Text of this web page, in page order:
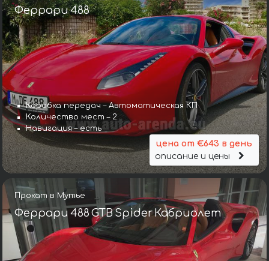
Феррари 488
Коробка передач – Автоматическая КП
Количество мест – 2
Навигация – есть
цена от €643 в день
описание и цены
Прокат в Мутье
Феррари 488 GTB Spider Кабриолет